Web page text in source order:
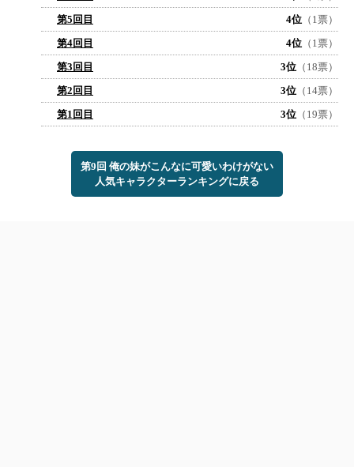
第5回目
4位 （1票）
第4回目
4位 （1票）
第3回目
3位 （18票）
第2回目
3位 （14票）
第1回目
3位 （19票）
第9回 俺の妹がこんなに可愛いわけがない
人気キャラクターランキングに戻る